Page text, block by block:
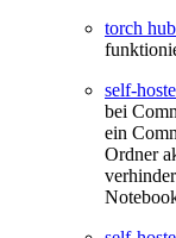
torch
self-
bei
ein
Ordner